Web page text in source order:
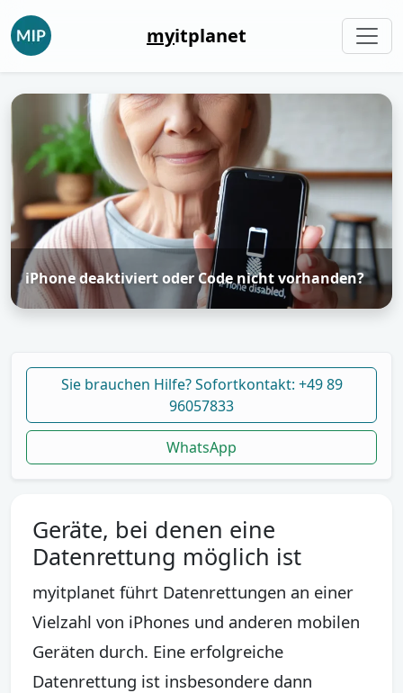
myitplanet
iPhone deaktiviert oder Code nicht vorhanden?
Sie brauchen Hilfe? Sofortkontakt: +49 89
96057833
WhatsApp
Geräte, bei denen eine
Datenrettung möglich ist
myitplanet führt Datenrettungen an einer
Vielzahl von iPhones und anderen mobilen
Geräten durch. Eine erfolgreiche
Datenrettung ist insbesondere dann